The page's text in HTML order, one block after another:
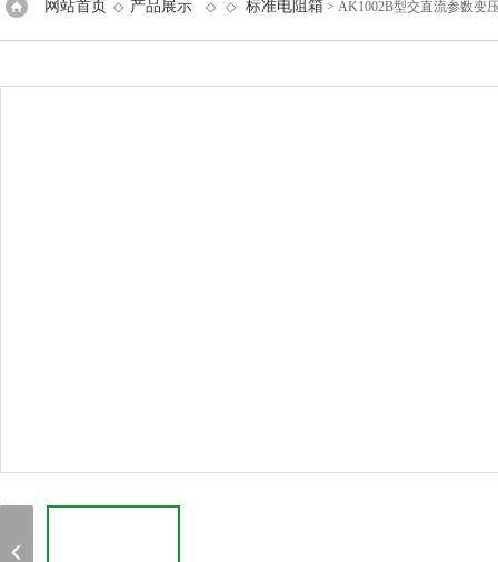
网站首页 ◇ 产品展示 ◇ ◇ 标准电阻箱 > AK1002B型交直流参数变